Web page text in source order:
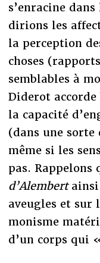
s’enracine
dirions les
la perception
choses
semblables à
Diderot accorde
la capacité
(dans une sorte
même si les
pas. Rappelons
d’Alembertainsi
aveugles et sur
monisme
d’un corps qui